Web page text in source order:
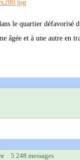
le quartier
âgée et à une autre en
5 248 messages